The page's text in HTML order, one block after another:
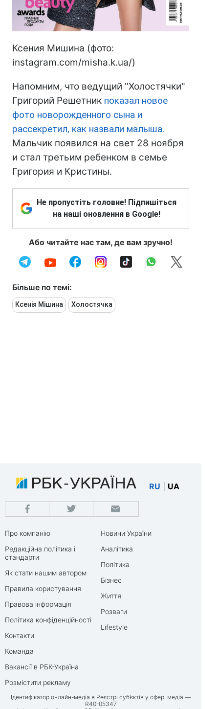
Ксения Мишина (фото:
instagram.com/misha.k.ua/)
Напомним, что ведущий "Холостячки"
Григорий Решетник показал новое
фото новорожденного сына и
рассекретил, как назвали малыша.
Мальчик появился на свет 28 ноября
и стал третьим ребенком в семье
Григория и Кристины.
Не пропустіть головне! Підпишіться
на наші оновлення в Google!
Або читайте нас там, де вам зручно!
Більше по темі:
Ксенія Мішина Холостячка
RU UA
Про компанію
Редакційна політика і
стандарти
Як стати нашим автором
Правила користування
Правова інформація
Політика конфіденційності
Контакти
Команда
Вакансії в РБК-Україна
Розмістити рекламу
Новини України
Аналітика
Політика
Бізнес
Життя
Розваги
Lifestyle
Ідентифікатор онлайн-медіа в Реєстрі суб’єктів у сфері медіа —
R40-05347